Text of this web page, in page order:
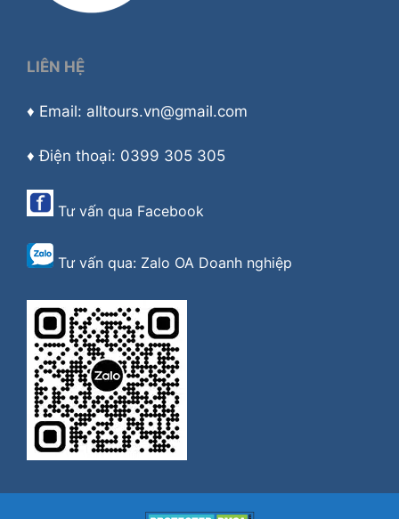
LIÊN HỆ
♦ Email: alltours.vn@gmail.com
♦ Điện thoại: 0399 305 305
Tư vấn qua Facebook
Tư vấn qua: Zalo OA Doanh nghiệp